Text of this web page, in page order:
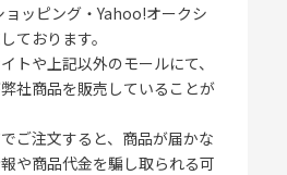
ッピング・Yahoo!オークシ
ております。
トや上記以外のモールにて、
社商品を販売していることが
ご注文すると、商品が届かな
や商品代金を騙し取られる可